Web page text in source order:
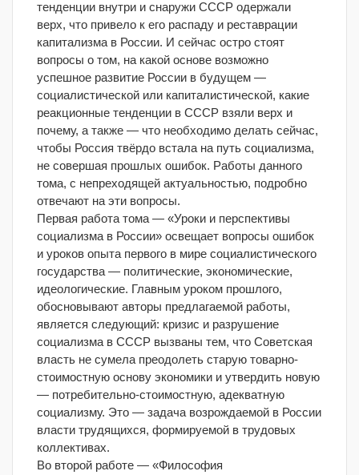
тенденции внутри и снаружи СССР одержали
верх, что привело к его распаду и реставрации
капитализма в России. И сейчас остро стоят
вопросы о том, на какой основе возможно
успешное развитие России в будущем —
социалистической или капиталистической, какие
реакционные тенденции в СССР взяли верх и
почему, а также — что необходимо делать сейчас,
чтобы Россия твёрдо встала на путь социализма,
не совершая прошлых ошибок. Работы данного
тома, с непреходящей актуальностью, подробно
отвечают на эти вопросы.
Первая работа тома — «Уроки и перспективы
социализма в России» освещает вопросы ошибок
и уроков опыта первого в мире социалистического
государства — политические, экономические,
идеологические. Главным уроком прошлого,
обосновывают авторы предлагаемой работы,
является следующий: кризис и разрушение
социализма в СССР вызваны тем, что Советская
власть не сумела преодолеть старую товарно-
стоимостную основу экономики и утвердить новую
— потребительно-стоимостную, адекватную
социализму. Это — задача возрождаемой в России
власти трудящихся, формируемой в трудовых
коллективах.
Во второй работе — «Философия